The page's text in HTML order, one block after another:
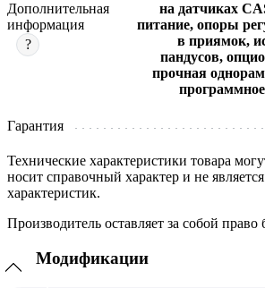
Дополнительная
информация
?
на датчиках
питание, опоры
в приямок,
пандусов,
прочная
Гарантия
Технические характеристики товара
носит справочный характер и не
характеристик.
Производитель оставляет за собой
Модификации